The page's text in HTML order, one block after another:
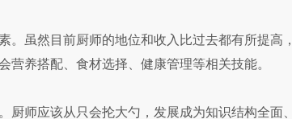
虽然目前厨师的地位和收入比过去都有所提高
养搭配、食材选择、健康管理等相关技能。
师应该从只会抡大勺，发展成为知识结构全面